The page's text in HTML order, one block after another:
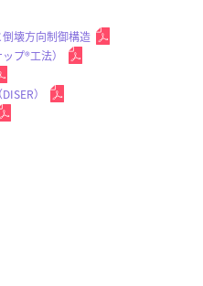
壊方向制御構造
プ®工法）
）